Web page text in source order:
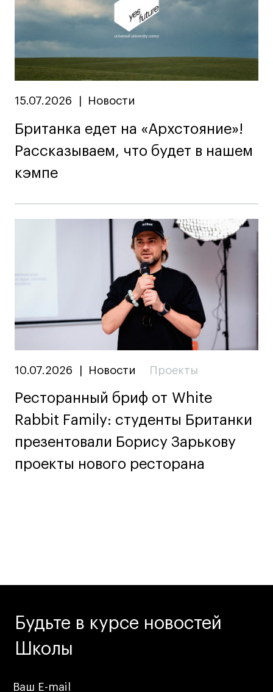
© 2026 БВШД
Публичная оферта
Условия возврата
Кредит на образование с господдержкой
Лицензия на осуществление образовательной
деятельности АНО ВО «Универсальный
Университет»
Карта сайта
15.07.2026 Новости
Британка едет на «Архстояние»!
Рассказываем, что будет в нашем
кэмпе
10.07.2026 Новости Проекты
Ресторанный бриф от White
Rabbit Family: студенты Британки
презентовали Борису Зарькову
проекты нового ресторана
Будьте в курсе новостей
Школы